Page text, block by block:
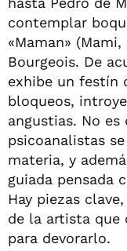
contemplar
«Maman»
Bourgeois. De
exhibe un festín
bloqueos,
angustias. No
psicoanalistas
materia, y
guiada pensada
Hay piezas
de la artista que
para devorarlo.